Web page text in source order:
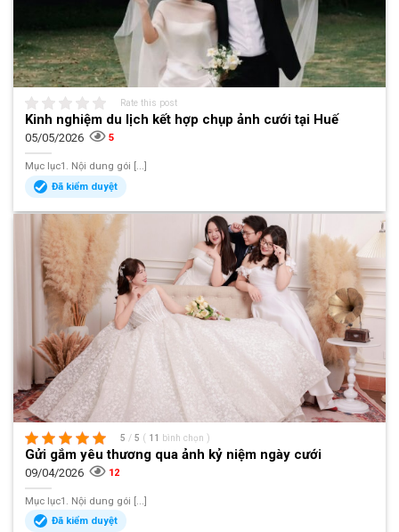
Rate this post
Kinh nghiệm du lịch kết hợp chụp ảnh cưới tại Huế
05/05/2026 5
Mục lục1. Nội dung gói [...]
Đã kiểm duyệt
5 / 5 ( 11 bình chọn )
Gửi gắm yêu thương qua ảnh kỷ niệm ngày cưới
09/04/2026 12
Mục lục1. Nội dung gói [...]
Đã kiểm duyệt